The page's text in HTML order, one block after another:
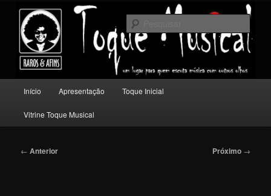
conteúdo
principalToque Musical
Um lugar para quem escuta música com outros olhos.
principal
Início Apresentação Toque Inicial
Vitrine Toque Musical
Navegação
← Anterior Próximo →